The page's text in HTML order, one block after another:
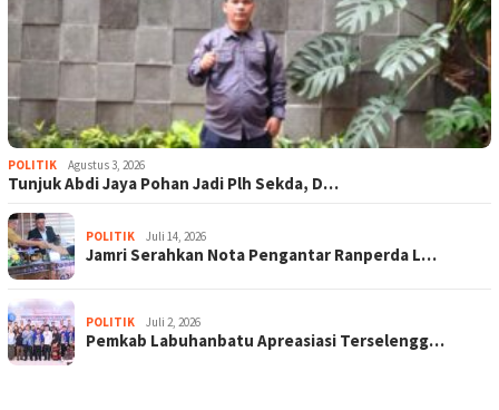
POLITIK Agustus 3, 2026
Tunjuk Abdi Jaya Pohan Jadi Plh Sekda, D…
POLITIK Juli 14, 2026
Jamri Serahkan Nota Pengantar Ranperda L…
POLITIK Juli 2, 2026
Pemkab Labuhanbatu Apreasiasi Terselengg…